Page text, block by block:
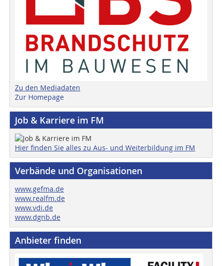
Zu den Mediadaten
Zur Homepage
Job & Karriere im FM
Hier finden Sie alles zu Aus- und Weiterbildung im FM
Verbände und Organisationen
www.gefma.de
www.realfm.de
www.vdi.de
www.dgnb.de
Anbieter finden